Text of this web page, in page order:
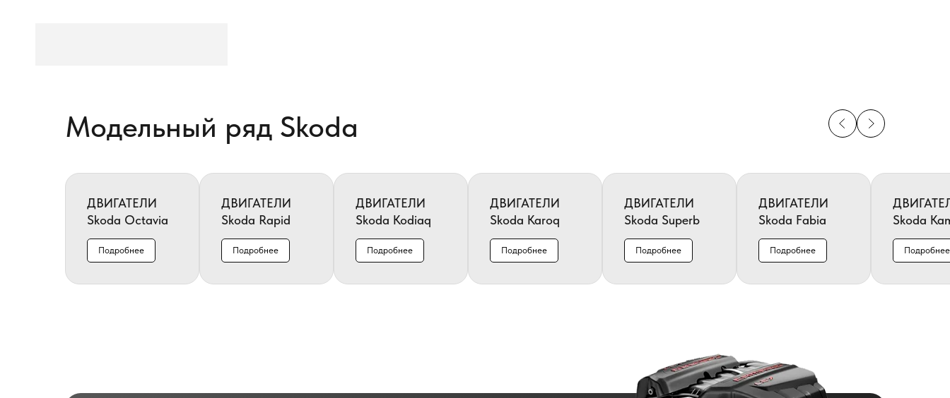
Модельный ряд Skoda
ДВИГАТЕЛИ
Skoda Octavia
Подробнее
ДВИГАТЕЛИ
Skoda Rapid
Подробнее
ДВИГАТЕЛИ
Skoda Kodiaq
Подробнее
ДВИГАТЕЛИ
Skoda Karoq
Подробнее
ДВИГАТЕЛИ
Skoda Superb
Подробнее
ДВИГАТЕЛИ
Skoda Fabia
Подробнее
Skoda
Подробнее